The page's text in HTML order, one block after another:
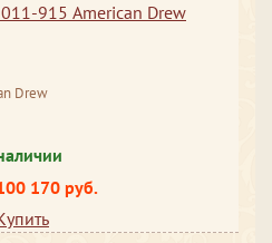
915 American Drew
Drew
170 руб.